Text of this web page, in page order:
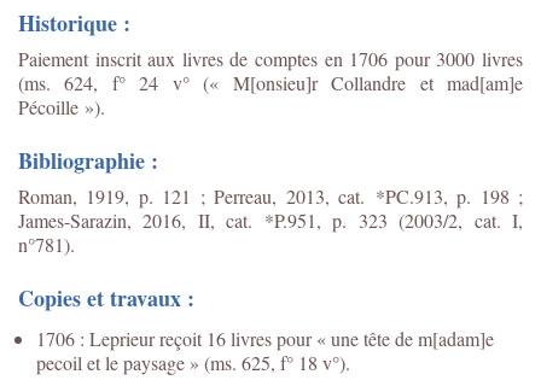
Historique :
Paiement inscrit aux livres de comptes en 1706 pour 3000 livres
(ms. 624, f° 24 v° (« M[onsieu]r Collandre et mad[am]e
Pécoille »).
Bibliographie :
Roman, 1919, p. 121 ; Perreau, 2013, cat. *PC.913, p. 198 ;
James-Sarazin, 2016, II, cat. *P.951, p. 323 (2003/2, cat. I,
n°781).
Copies et travaux :
1706 : Leprieur reçoit 16 livres pour « une tête de m[adam]e
pecoil et le paysage » (ms. 625, f° 18 v°).